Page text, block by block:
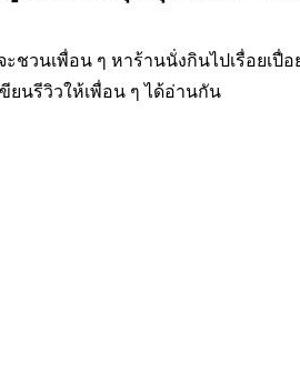
ชวนเพื่อน ๆ หาร้านนั่งกินไปเรื่อยเ
ยนรีวิวให้เพื่อน ๆ ได้อ่านกัน